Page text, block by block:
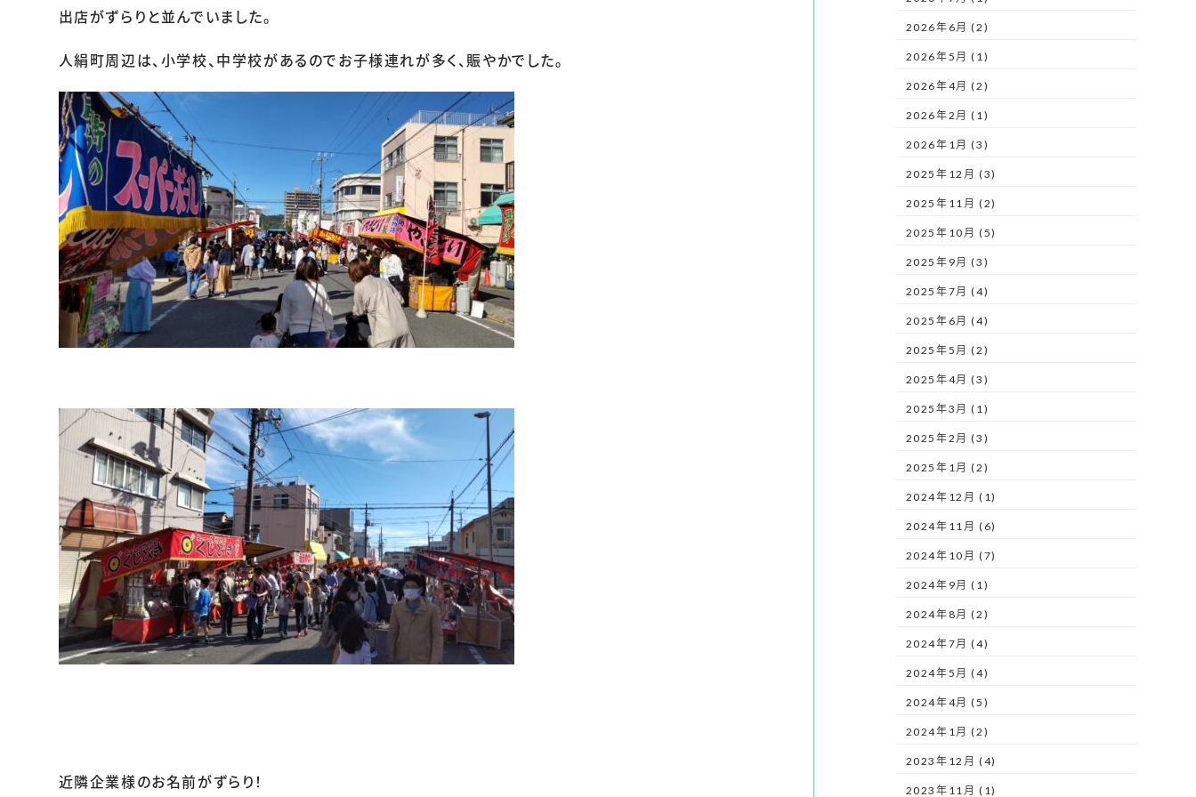
出店がずらりと並んでいました。
人絹町周辺は、小学校、中学校があるのでお子様連れが多く、賑やかでした。
近隣企業様のお名前がずらり！
2026年6月 (2)
2026年5月 (1)
2026年4月 (2)
2026年2月 (1)
2026年1月 (3)
2025年12月 (3)
2025年11月 (2)
2025年10月 (5)
2025年9月 (3)
2025年7月 (4)
2025年6月 (4)
2025年5月 (2)
2025年4月 (3)
2025年3月 (1)
2025年2月 (3)
2025年1月 (2)
2024年12月 (1)
2024年11月 (6)
2024年10月 (7)
2024年9月 (1)
2024年8月 (2)
2024年7月 (4)
2024年5月 (4)
2024年4月 (5)
2024年1月 (2)
2023年12月 (4)
2023年11月 (1)